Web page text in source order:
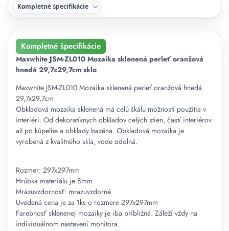
Kompletné špecifikácie
Kompletné špecifikácie
Maxwhite JSM-ZL010 Mozaika sklenená perleť oranžová
hnedá 29,7x29,7cm sklo
Maxwhite JSM-ZL010 Mozaika sklenená perleť oranžová hnedá
29,7x29,7cm
Obkladová mozaika sklenená má celú škálu možností použitia v
interiéri. Od dekoratívnych obkladov celých stien, častí interiérov
až po kúpeľne a obklady bazéna. Obkladová mozaika je
vyrobená z kvalitného skla, vode odolná.
Rozmer: 297x297mm
Hrúbka materiálu je 8mm.
Mrazuvzdornosť: mrazuvzdorné
Uvedená cena je za 1ks o rozmere 297x297mm
Farebnosť sklenenej mozaiky je iba približná. Záleží vždy na
individuálnom nastavení monitora.